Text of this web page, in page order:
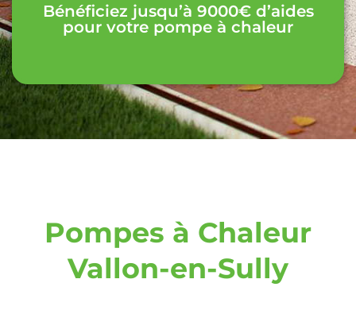
Bénéficiez jusqu’à 9000€ d’aides
pour votre pompe à chaleur
Pompes à Chaleur
Vallon-en-Sully